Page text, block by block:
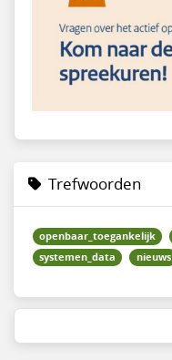
Trefwoorden
openbaar_toegankelijk
systemen_data
nieuws